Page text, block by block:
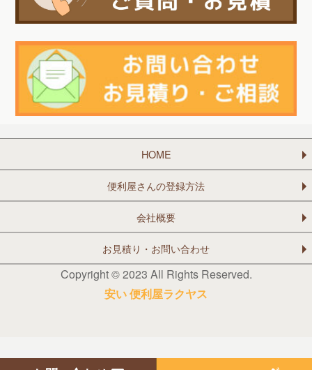
HOME
便利屋さんの登録方法
会社概要
お見積り・お問い合わせ
Copyright © 2023 All Rights Reserved.
安い 便利屋ラクヤス